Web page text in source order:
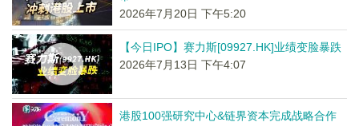
2026年7月20日 下午5:20
【今日IPO】赛力斯[09927.HK]业绩变脸暴跌
2026年7月13日 下午4:07
港股100强研究中心&链界资本完成战略合作